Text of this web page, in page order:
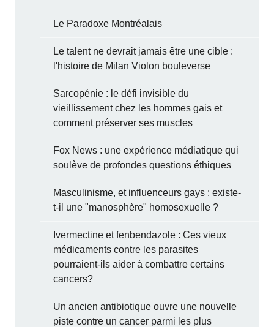
Le Paradoxe Montréalais
Le talent ne devrait jamais être une cible :
l'histoire de Milan Violon bouleverse
Sarcopénie : le défi invisible du
vieillissement chez les hommes gais et
comment préserver ses muscles
Fox News : une expérience médiatique qui
soulève de profondes questions éthiques
Masculinisme, et influenceurs gays : existe-
t-il une "manosphère" homosexuelle ?
Ivermectine et fenbendazole : Ces vieux
médicaments contre les parasites
pourraient-ils aider à combattre certains
cancers?
Un ancien antibiotique ouvre une nouvelle
piste contre un cancer parmi les plus